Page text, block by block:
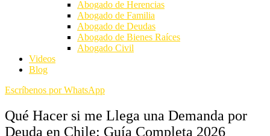
Abogado de Herencias
Abogado de Familia
Abogado de Deudas
Abogado de Bienes Raíces
Abogado Civil
Videos
Blog
Escríbenos por WhatsApp
Qué Hacer si me Llega una Demanda por
Deuda en Chile: Guía Completa 2026